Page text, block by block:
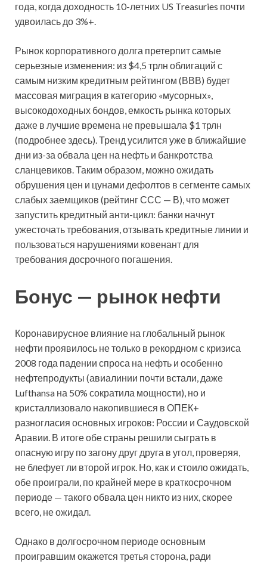
года, когда доходность 10-летних US Treasuries почти
удвоилась до 3%+.
Рынок корпоративного долга претерпит самые
серьезные изменения: из $4,5 трлн облигаций с
самым низким кредитным рейтингом (ВВВ) будет
массовая миграция в категорию «мусорных»,
высокодоходных бондов, емкость рынка которых
даже в лучшие времена не превышала $1 трлн
(подробнее здесь). Тренд усилится уже в ближайшие
дни из-за обвала цен на нефть и банкротства
сланцевиков. Таким образом, можно ожидать
обрушения цен и цунами дефолтов в сегменте самых
слабых заемщиков (рейтинг ССС — В), что может
запустить кредитный анти-цикл: банки начнут
ужесточать требования, отзывать кредитные линии и
пользоваться нарушениями ковенант для
требования досрочного погашения.
Бонус — рынок нефти
Коронавирусное влияние на глобальный рынок
нефти проявилось не только в рекордном с кризиса
2008 года падении спроса на нефть и особенно
нефтепродукты (авиалинии почти встали, даже
Lufthansa на 50% сократила мощности), но и
кристаллизовало накопившиеся в ОПЕК+
разногласия основных игроков: России и Саудовской
Аравии. В итоге обе страны решили сыграть в
опасную игру по загону друг друга в угол, проверяя,
не блефует ли второй игрок. Но, как и стоило ожидать,
обе проиграли, по крайней мере в краткосрочном
периоде — такого обвала цен никто из них, скорее
всего, не ожидал.
Однако в долгосрочном периоде основным
проигравшим окажется третья сторона, ради